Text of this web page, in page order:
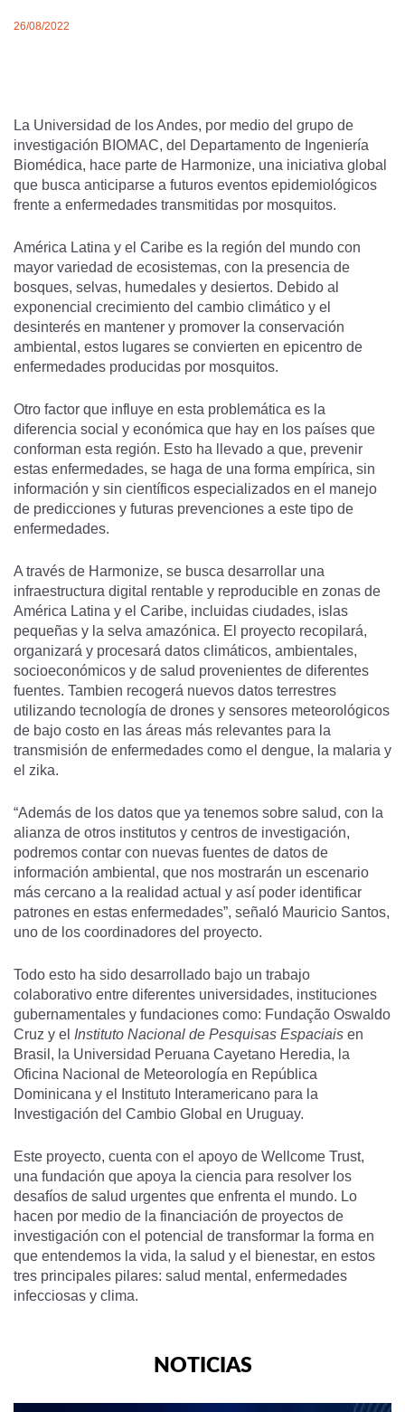
26/08/2022
La Universidad de los Andes, por medio del grupo de
investigación BIOMAC, del Departamento de Ingeniería
Biomédica, hace parte de Harmonize, una iniciativa global
que busca anticiparse a futuros eventos epidemiológicos
frente a enfermedades transmitidas por mosquitos.
América Latina y el Caribe es la región del mundo con
mayor variedad de ecosistemas, con la presencia de
bosques, selvas, humedales y desiertos. Debido al
exponencial crecimiento del cambio climático y el
desinterés en mantener y promover la conservación
ambiental, estos lugares se convierten en epicentro de
enfermedades producidas por mosquitos.
Otro factor que influye en esta problemática es la
diferencia social y económica que hay en los países que
conforman esta región. Esto ha llevado a que, prevenir
estas enfermedades, se haga de una forma empírica, sin
información y sin científicos especializados en el manejo
de predicciones y futuras prevenciones a este tipo de
enfermedades.
A través de Harmonize, se busca desarrollar una
infraestructura digital rentable y reproducible en zonas de
América Latina y el Caribe, incluidas ciudades, islas
pequeñas y la selva amazónica. El proyecto recopilará,
organizará y procesará datos climáticos, ambientales,
socioeconómicos y de salud provenientes de diferentes
fuentes. Tambien recogerá nuevos datos terrestres
utilizando tecnología de drones y sensores meteorológicos
de bajo costo en las áreas más relevantes para la
transmisión de enfermedades como el dengue, la malaria y
el zika.
“Además de los datos que ya tenemos sobre salud, con la
alianza de otros institutos y centros de investigación,
podremos contar con nuevas fuentes de datos de
información ambiental, que nos mostrarán un escenario
más cercano a la realidad actual y así poder identificar
patrones en estas enfermedades”, señaló Mauricio Santos,
uno de los coordinadores del proyecto.
Todo esto ha sido desarrollado bajo un trabajo
colaborativo entre diferentes universidades, instituciones
gubernamentales y fundaciones como: Fundação Oswaldo
Cruz y el Instituto Nacional de Pesquisas Espaciais en
Brasil, la Universidad Peruana Cayetano Heredia, la
Oficina Nacional de Meteorología en República
Dominicana y el Instituto Interamericano para la
Investigación del Cambio Global en Uruguay.
Este proyecto, cuenta con el apoyo de Wellcome Trust,
una fundación que apoya la ciencia para resolver los
desafíos de salud urgentes que enfrenta el mundo. Lo
hacen por medio de la financiación de proyectos de
investigación con el potencial de transformar la forma en
que entendemos la vida, la salud y el bienestar, en estos
tres principales pilares: salud mental, enfermedades
infecciosas y clima.
NOTICIAS